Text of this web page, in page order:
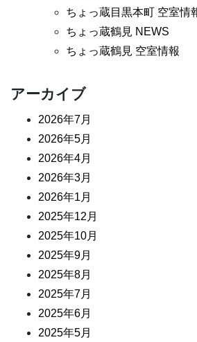
ちょっ蔵目黒本町 空室情
ちょっ蔵鶴見 NEWS
ちょっ蔵鶴見 空室情報
アーカイブ
2026年7月
2026年5月
2026年4月
2026年3月
2026年1月
2025年12月
2025年10月
2025年9月
2025年8月
2025年7月
2025年6月
2025年5月